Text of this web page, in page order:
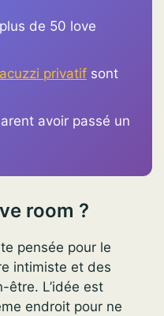
de 50 love
privatif sont
avoir passé un
room ?
pensée pour le
intimiste et des
être. L’idée est
endroit pour ne